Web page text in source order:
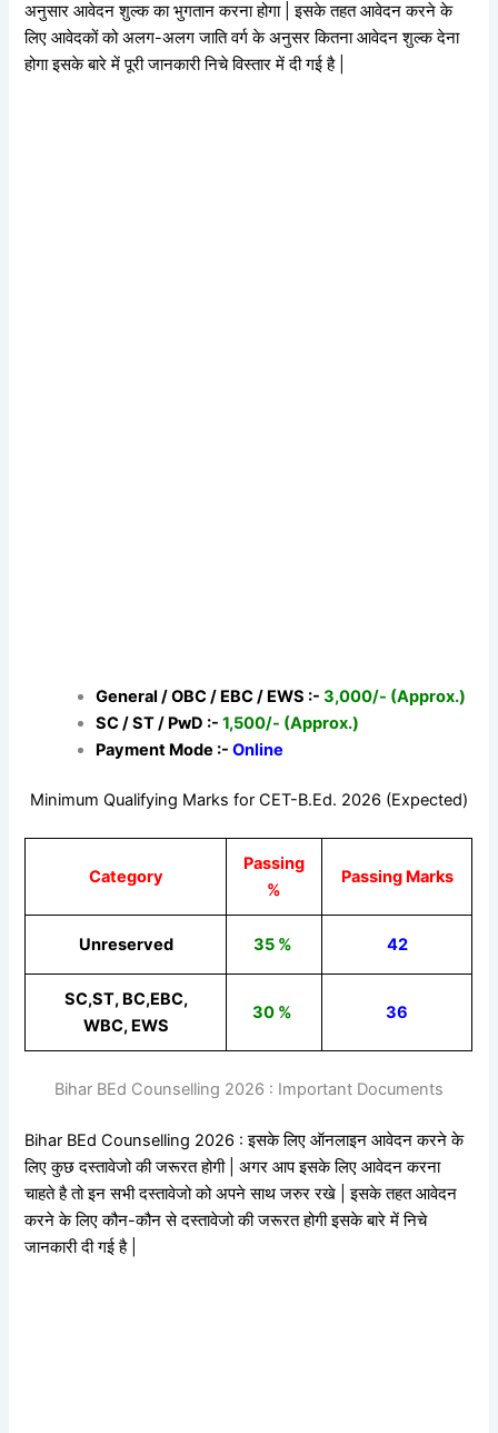
अनुसार आवेदन शुल्क का भुगतान करना होगा | इसके तहत आवेदन करने के
लिए आवेदकों को अलग-अलग जाति वर्ग के अनुसर कितना आवेदन शुल्क देना
होगा इसके बारे में पूरी जानकारी निचे विस्तार में दी गई है |
General / OBC / EBC / EWS :-3,000/- (Approx.)
SC / ST / PwD :-1,500/- (Approx.)
Payment Mode :- Online
Minimum Qualifying Marks for CET-B.Ed. 2026 (Expected)
Category
Passing
%
Passing Marks
Unreserved 35 % 42
SC,ST, BC,EBC,
WBC, EWS
30 % 36
Bihar BEd Counselling 2026 : Important Documents
Bihar BEd Counselling 2026 : इसके लिए ऑनलाइन आवेदन करने के
लिए कुछ दस्तावेजो की जरूरत होगी | अगर आप इसके लिए आवेदन करना
चाहते है तो इन सभी दस्तावेजो को अपने साथ जरुर रखे | इसके तहत आवेदन
करने के लिए कौन-कौन से दस्तावेजो की जरूरत होगी इसके बारे में निचे
जानकारी दी गई है |